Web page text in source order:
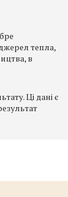
тепла,
в
Ці дані є